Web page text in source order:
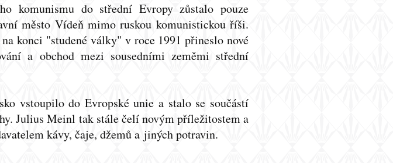
komunismu do střední Evropy zůstalo pouze
město Vídeň mimo ruskou komunistickou říši.
konci "studené války" v roce 1991 přineslo nové
a obchod mezi sousedními zeměmi střední
vstoupilo do Evropské unie a stalo se součástí
Julius Meinl tak stále čelí novým příležitostem a
kávy, čaje, džemů a jiných potravin.